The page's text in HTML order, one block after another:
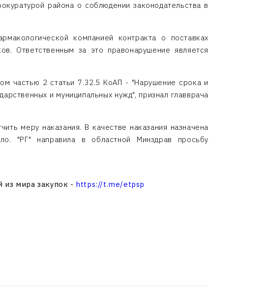
района о соблюдении законодательства в
компанией контракта о поставках
Ответственным за это правонарушение является
частью 2 статьи 7.32.5 КоАП - "Нарушение срока и
и муниципальных нужд", признал главврача
меру наказания. В качестве наказания назначена
"РГ" направила в областной Минздрав просьбу
из мира закупок - https://t.me/etpsp